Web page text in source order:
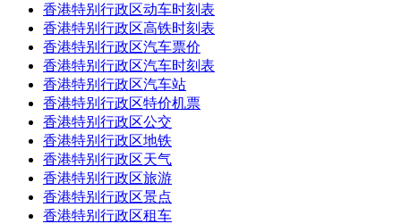
香港特别行政区动车时刻表
香港特别行政区高铁时刻表
香港特别行政区汽车票价
香港特别行政区汽车时刻表
香港特别行政区汽车站
香港特别行政区特价机票
香港特别行政区公交
香港特别行政区地铁
香港特别行政区天气
香港特别行政区旅游
香港特别行政区景点
香港特别行政区租车